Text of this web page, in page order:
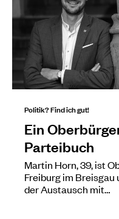
Politik? Find ich gut!
Ein
Parteibuch
Martin Horn, 39, ist
Freiburg im
der Austausch mit…